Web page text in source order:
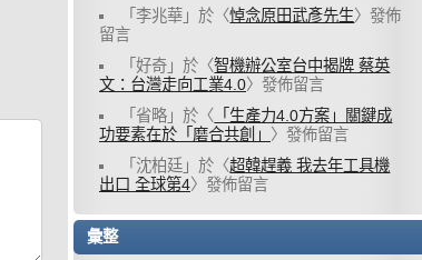
「李兆華 」於〈悼念原田武彥先生〉發佈
留言
「好奇 」於〈智機辦公室台中揭牌 蔡英
文：台灣走向工業4.0〉發佈留言
「 省略 」於〈 「生產力4.0方案」關鍵成
功要素在於「磨合共創」 〉發佈留言
「 沈柏廷 」於〈超韓趕義 我去年工具機
出口 全球第4〉發佈留言
彙整